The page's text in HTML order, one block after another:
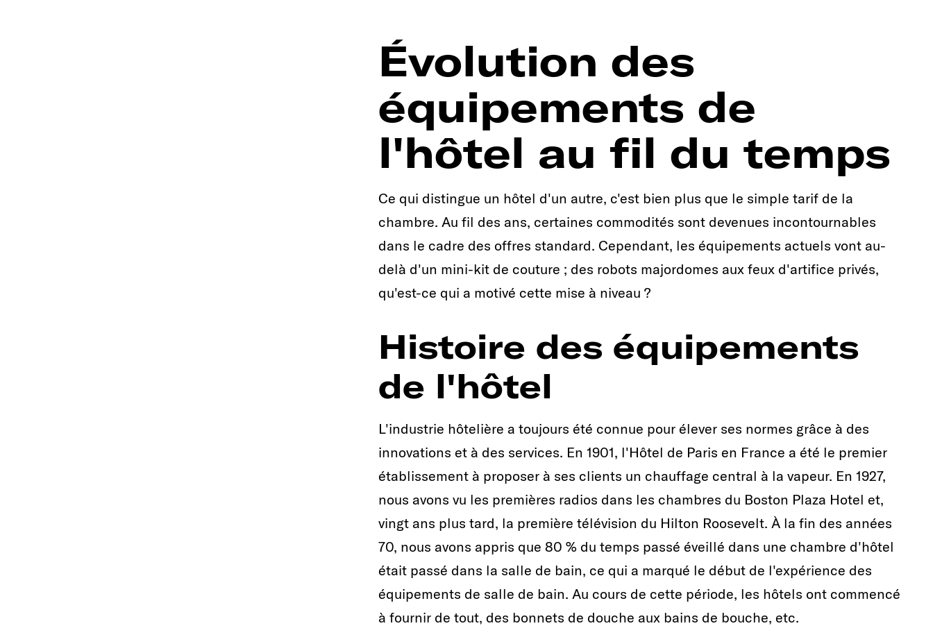
Évolution des
équipements de
l'hôtel au fil du temps
Ce qui distingue un hôtel d'un autre, c'est bien plus que le simple tarif de la
chambre. Au fil des ans, certaines commodités sont devenues incontournables
dans le cadre des offres standard. Cependant, les équipements actuels vont au-
delà d'un mini-kit de couture ; des robots majordomes aux feux d'artifice privés,
qu'est-ce qui a motivé cette mise à niveau ?
Histoire des équipements
de l'hôtel
L'industrie hôtelière a toujours été connue pour élever ses normes grâce à des
innovations et à des services. En 1901, l'Hôtel de Paris en France a été le premier
établissement à proposer à ses clients un chauffage central à la vapeur. En 1927,
nous avons vu les premières radios dans les chambres du Boston Plaza Hotel et,
vingt ans plus tard, la première télévision du Hilton Roosevelt. À la fin des années
70, nous avons appris que 80 % du temps passé éveillé dans une chambre d'hôtel
était passé dans la salle de bain, ce qui a marqué le début de l'expérience des
équipements de salle de bain. Au cours de cette période, les hôtels ont commencé
à fournir de tout, des bonnets de douche aux bains de bouche, etc.